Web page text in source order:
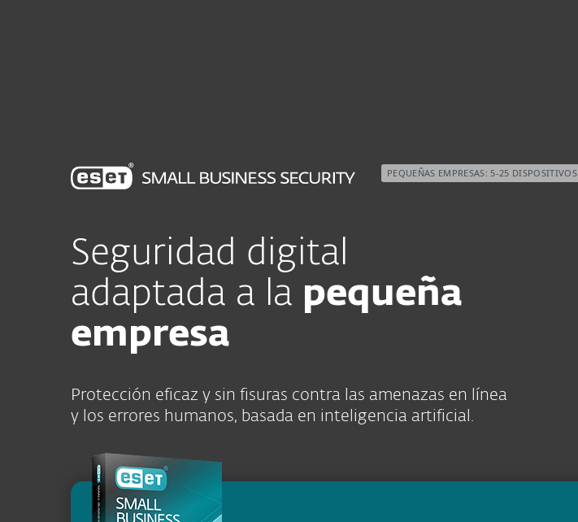
PEQUEÑAS EMPRESAS: 5-25 DISPOSITIVOS
Seguridad digital
adaptada a la pequeña
empresa
Protección eficaz y sin fisuras contra las amenazas en línea
y los errores humanos, basada en inteligencia artificial.